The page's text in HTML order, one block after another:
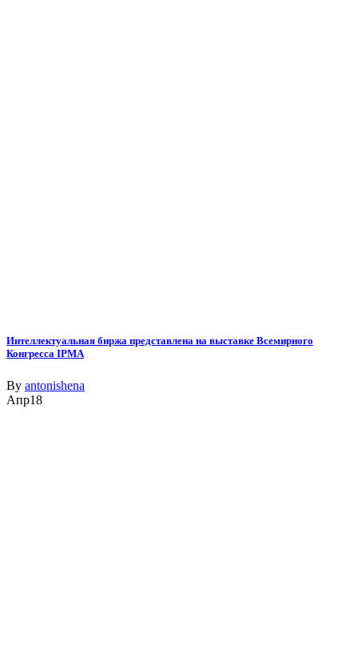
Интеллектуальная биржа представлена на выставке Всемирного
Конгресса IPMA
By antonishena
Апр18